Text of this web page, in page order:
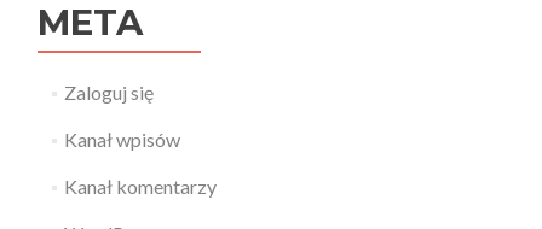
META
Zaloguj się
Kanał wpisów
Kanał komentarzy